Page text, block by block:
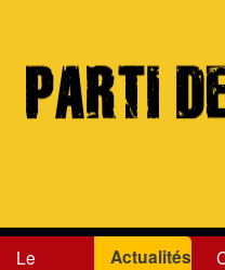
Aller
Le
Actualités